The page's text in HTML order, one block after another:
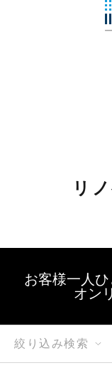
リ
お客様一人
オン
絞り込み検索